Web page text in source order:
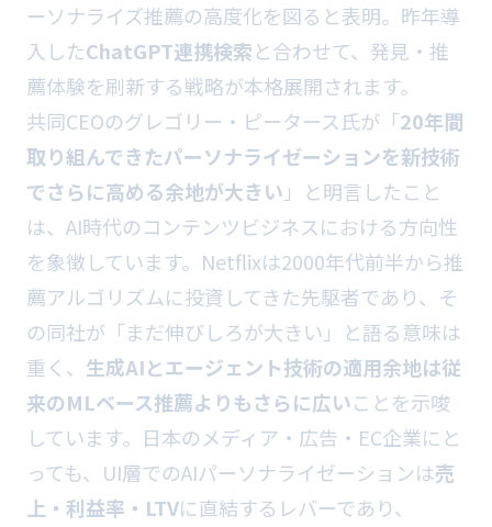
ーソナライズ推薦の高度化を図ると表明。昨年導
入したChatGPT連携検索と合わせて、発見・推
薦体験を刷新する戦略が本格展開されます。
共同CEOのグレゴリー・ピータース氏が「20年間
取り組んできたパーソナライゼーションを新技術
でさらに高める余地が大きい 」と明言したこと
は、AI時代のコンテンツビジネスにおける方向性
を象徴しています。Netflixは2000年代前半から推
薦アルゴリズムに投資してきた先駆者であり、そ
の同社が「まだ伸びしろが大きい」と語る意味は
重く、 生成AIとエージェント技術の適用余地は従
来のMLベース推薦よりもさらに広いことを示唆
しています。日本のメディア・広告・EC企業にと
っても、UI層でのAIパーソナライゼーションは売
上・利益率・LTVに直結するレバーであり、